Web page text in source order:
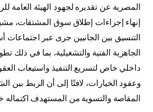
المصرية عن تقديره لجهود الهيئة العامة
إنهاء إجراءات إطلاق سوق المشتقات،
التنسيق بين الجانبين جرى عبر اجتماعات
الجاهزية الفنية والتشغيلية، بما في ذلك
داخلي خاص لتسريع التنفيذ واستيعاب
وعقود الخيارات، لافتًا إلى أن الربط بين
المقاصة والتسوية من المستهدف اكتماله